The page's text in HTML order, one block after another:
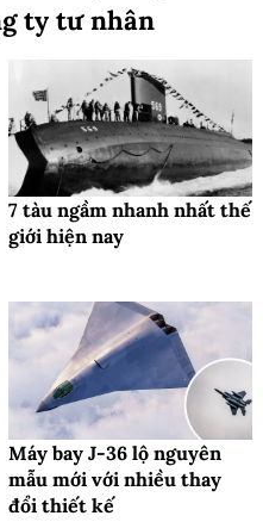
ty tư nhân
7 tàu ngầm nhanh nhất thế
giới hiện nay
Máy bay J-36 lộ nguyên
mẫu mới với nhiều thay
đổi thiết kế